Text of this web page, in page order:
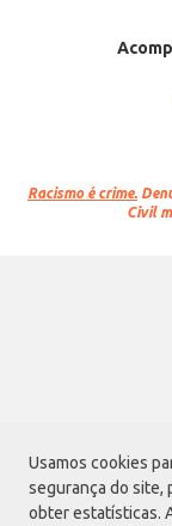
Usamos cookies
segurança do site,
obter estatísticas.
Racismo é crime.
Civil
Avenida Morvan Dias